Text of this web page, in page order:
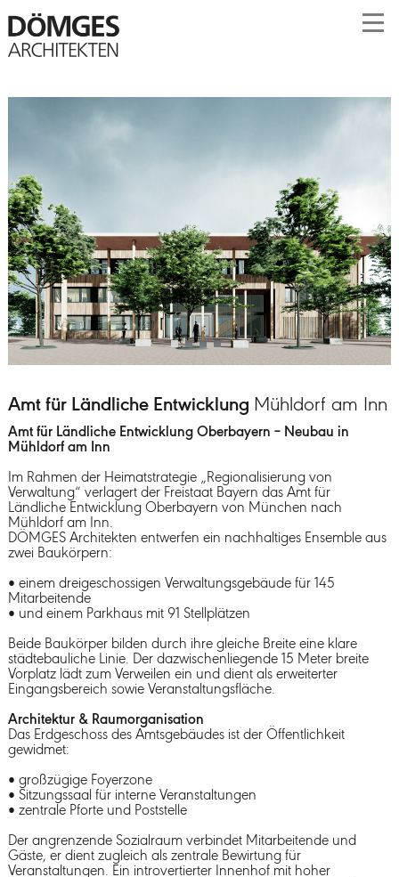
Amt für Ländliche Entwicklung Mühldorf am Inn
Amt für Ländliche Entwicklung Oberbayern – Neubau in
Mühldorf am Inn
Im Rahmen der Heimatstrategie „Regionalisierung von
Verwaltung“ verlagert der Freistaat Bayern das Amt für
Ländliche Entwicklung Oberbayern von München nach
Mühldorf am Inn.
DÖMGES Architekten entwerfen ein nachhaltiges Ensemble aus
zwei Baukörpern:
• einem dreigeschossigen Verwaltungsgebäude für 145
Mitarbeitende
• und einem Parkhaus mit 91 Stellplätzen
Beide Baukörper bilden durch ihre gleiche Breite eine klare
städtebauliche Linie. Der dazwischenliegende 15 Meter breite
Vorplatz lädt zum Verweilen ein und dient als erweiterter
Eingangsbereich sowie Veranstaltungsfläche.
Architektur & Raumorganisation
Das Erdgeschoss des Amtsgebäudes ist der Öffentlichkeit
gewidmet:
• großzügige Foyerzone
• Sitzungssaal für interne Veranstaltungen
• zentrale Pforte und Poststelle
Der angrenzende Sozialraum verbindet Mitarbeitende und
Gäste, er dient zugleich als zentrale Bewirtung für
Veranstaltungen. Ein introvertierter Innenhof mit hoher